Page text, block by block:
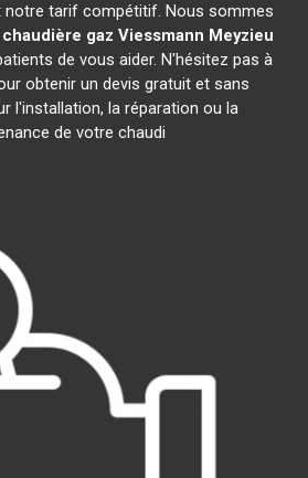
tarif compétitif. Nous sommes
chaudière gaz Viessmann Meyzieu
de vous aider. N'hésitez pas à
obtenir un devis gratuit et sans
l'installation, la réparation ou la
de votre chaudi